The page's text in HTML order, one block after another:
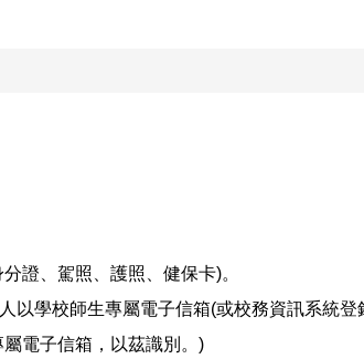
證、駕照、護照、健保卡)。
學校師生專屬電子信箱(或校務資訊系統
電子信箱，以茲識別。)